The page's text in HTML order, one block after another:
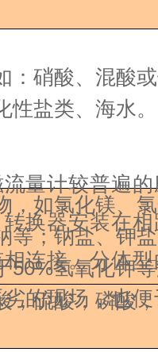
：硝酸、混酸
化性盐类、
，如氯化镁、
等；钠盐、钾
50%氢氧化钾
，硫酸，磷酸
计较普遍的
换器安装在
连接。分体
的现场，也